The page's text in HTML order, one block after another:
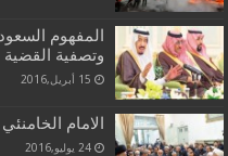
المفهوم
وتصفية القضية
15 أبريل,2016
الامام
24 يوليو,2016